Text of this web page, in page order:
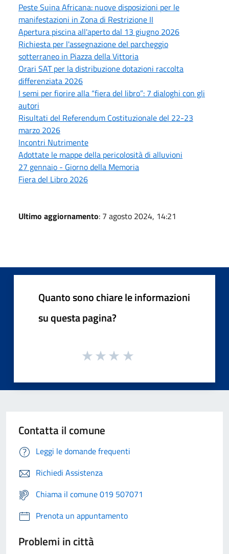
Peste Suina Africana: nuove disposizioni per le
manifestazioni in Zona di Restrizione II
Apertura piscina all'aperto dal 13 giugno 2026
Richiesta per l'assegnazione del parcheggio
sotterraneo in Piazza della Vittoria
Orari SAT per la distribuzione dotazioni raccolta
differenziata 2026
I semi per fiorire alla “fiera del libro”: 7 dialoghi con gli
autori
Risultati del Referendum Costituzionale del 22-23
marzo 2026
Incontri Nutrimente
Adottate le mappe della pericolosità di alluvioni
27 gennaio - Giorno della Memoria
Fiera del Libro 2026
Ultimo aggiornamento: 7 agosto 2024, 14:21
Quanto sono chiare le informazioni
su questa pagina?
Contatta il comune
Leggi le domande frequenti
Richiedi Assistenza
Chiama il comune 019 507071
Prenota un appuntamento
Problemi in città